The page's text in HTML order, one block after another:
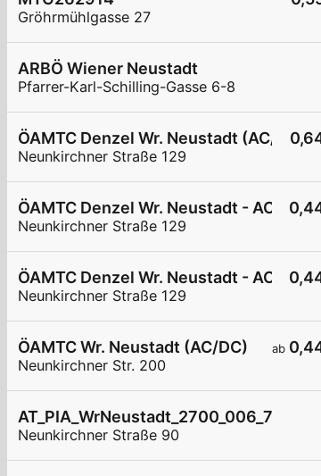
Gröhrmühlgasse 27
ARBÖ Wiener Neustadt
Pfarrer-Karl-Schilling-Gasse 6-8
ÖAMTC Denzel Wr. Neustadt (AC/DC)
Neunkirchner Straße 129
ÖAMTC Denzel Wr. Neustadt - AC
Neunkirchner Straße 129
ÖAMTC Denzel Wr. Neustadt - AC
Neunkirchner Straße 129
ab
ÖAMTC Wr. Neustadt (AC/DC)
Neunkirchner Str. 200
Neunkirchner Straße 90